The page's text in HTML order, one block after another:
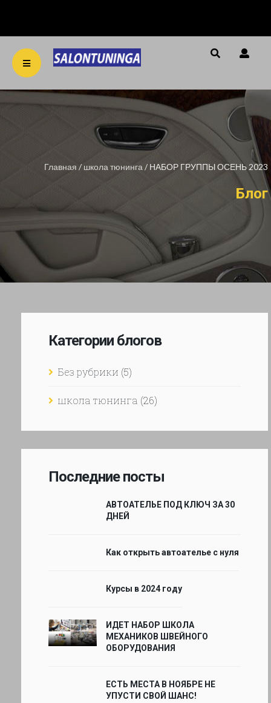
Главная / школа тюнинга / НАБОР ГРУППЫ ОСЕНЬ 2023
Блог
Категории блогов
Без рубрики (5)
школа тюнинга (26)
Последние посты
АВТОАТЕЛЬЕ ПОД КЛЮЧ ЗА 30
ДНЕЙ
Как открыть автоателье с нуля
Курсы в 2024 году
ИДЕТ НАБОР ШКОЛА
МЕХАНИКОВ ШВЕЙНОГО
ОБОРУДОВАНИЯ
ЕСТЬ МЕСТА В НОЯБРЕ НЕ
УПУСТИ СВОЙ ШАНС!